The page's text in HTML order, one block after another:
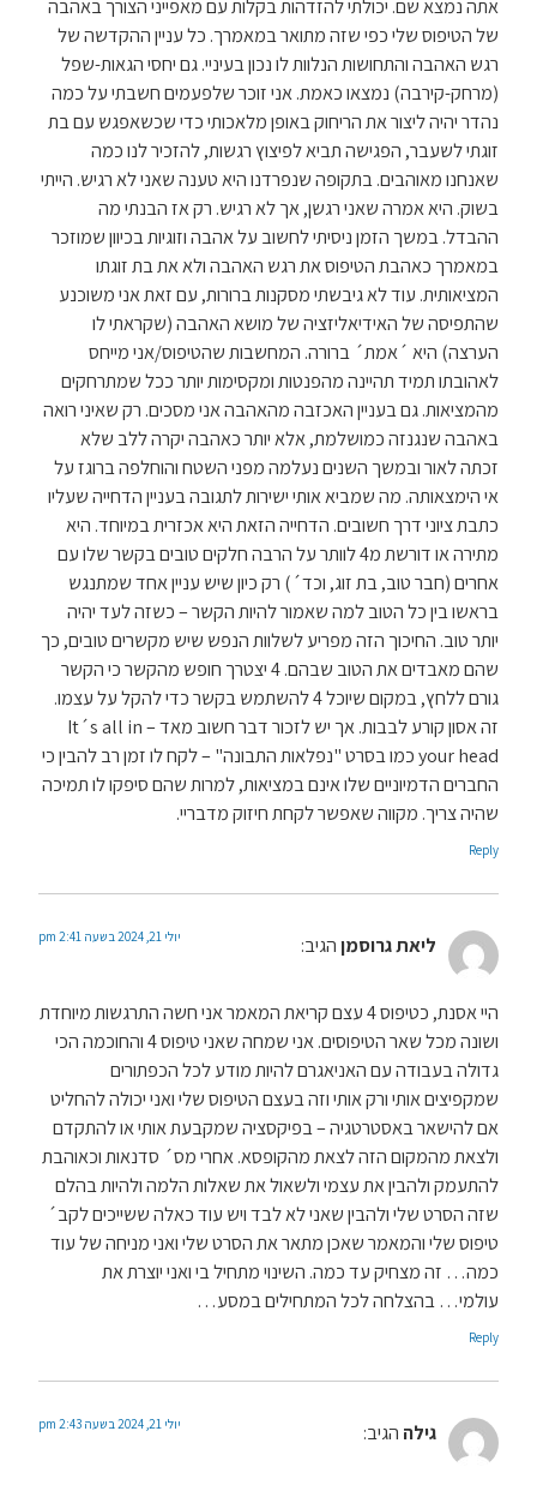
אתה נמצא שם. יכולתי להזדהות בקלות עם מאפייני הצורך באהבה
של הטיפוס שלי כפי שזה מתואר במאמרך. כל עניין ההקדשה של
רגש האהבה והתחושות הנלוות לו נכון בעיניי. גם יחסי הגאות-שפל
(מרחק-קירבה) נמצאו כאמת. אני זוכר שלפעמים חשבתי על כמה
נהדר יהיה ליצור את הריחוק באופן מלאכותי כדי שכשאפגש עם בת
זוגתי לשעבר, הפגישה תביא לפיצוץ רגשות, להזכיר לנו כמה
שאנחנו מאוהבים. בתקופה שנפרדנו היא טענה שאני לא רגיש. הייתי
בשוק. היא אמרה שאני רגשן, אך לא רגיש. רק אז הבנתי מה
ההבדל. במשך הזמן ניסיתי לחשוב על אהבה וזוגיות בכיוון שמוזכר
במאמרך כאהבת הטיפוס את רגש האהבה ולא את בת זוגתו
המציאותית. עוד לא גיבשתי מסקנות ברורות, עם זאת אני משוכנע
שהתפיסה של האידיאליזציה של מושא האהבה (שקראתי לו
הערצה) היא ´אמת´ ברורה. המחשבות שהטיפוס/אני מייחס
לאהובתו תמיד תהיינה מהפנטות ומקסימות יותר ככל שמתרחקים
מהמציאות. גם בעניין האכזבה מהאהבה אני מסכים. רק שאיני רואה
באהבה שנגנזה כמושלמת, אלא יותר כאהבה יקרה ללב שלא
זכתה לאור ובמשך השנים נעלמה מפני השטח והוחלפה ברוגז על
אי הימצאותה. מה שמביא אותי ישירות לתגובה בעניין הדחייה שעליו
כתבת ציוני דרך חשובים. הדחייה הזאת היא אכזרית במיוחד. היא
מתירה או דורשת מ4 לוותר על הרבה חלקים טובים בקשר שלו עם
אחרים (חבר טוב, בת זוג, וכד´) רק כיון שיש עניין אחד שמתנגש
בראשו בין כל הטוב למה שאמור להיות הקשר – כשזה לעד יהיה
יותר טוב. החיכוך הזה מפריע לשלוות הנפש שיש מקשרים טובים, כך
שהם מאבדים את הטוב שבהם. 4 יצטרך חופש מהקשר כי הקשר
גורם ללחץ, במקום שיוכל 4 להשתמש בקשר כדי להקל על עצמו.
זה אסון קורע לבבות. אך יש לזכור דבר חשוב מאד – It´s all in
your head כמו בסרט "נפלאות התבונה" – לקח לו זמן רב להבין כי
החברים הדמיוניים שלו אינם במציאות, למרות שהם סיפקו לו תמיכה
שהיה צריך. מקווה שאפשר לקחת חיזוק מדבריי.
Reply
ליאת גרוסמןהגיב: יולי 21, 2024 בשעה 2:41 pm
היי אסנת, כטיפוס 4 עצם קריאת המאמר אני חשה התרגשות מיוחדת
ושונה מכל שאר הטיפוסים. אני שמחה שאני טיפוס 4 והחוכמה הכי
גדולה בעבודה עם האניאגרם להיות מודע לכל הכפתורים
שמקפיצים אותי ורק אותי וזה בעצם הטיפוס שלי ואני יכולה להחליט
אם להישאר באסטרטגיה – בפיקסציה שמקבעת אותי או להתקדם
ולצאת מהמקום הזה לצאת מהקופסא. אחרי מס´ סדנאות וכאוהבת
להתעמק ולהבין את עצמי ולשאול את שאלות הלמה ולהיות בהלם
שזה הסרט שלי ולהבין שאני לא לבד ויש עוד כאלה ששייכים לקב´
טיפוס שלי והמאמר שאכן מתאר את הסרט שלי ואני מניחה של עוד
כמה… זה מצחיק עד כמה. השינוי מתחיל בי ואני יוצרת את
עולמי… בהצלחה לכל המתחילים במסע…
Reply
גילה הגיב: יולי 21, 2024 בשעה 2:43 pm